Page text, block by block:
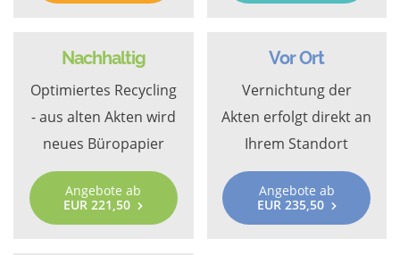
Nachhaltig
Optimiertes Recycling
- aus alten Akten wird
neues Büropapier
Angebote ab
EUR 221,50
Vor Ort
Vernichtung der
Akten erfolgt direkt an
Ihrem Standort
Angebote ab
EUR 235,50